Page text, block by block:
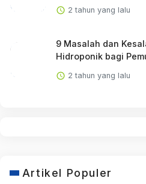
2 tahun yang lalu
9 Masalah dan
Hidroponik bagi
2 tahun yang lalu
Artikel Populer